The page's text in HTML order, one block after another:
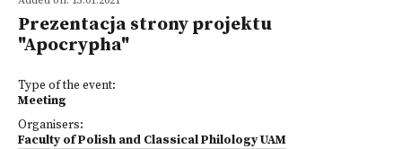
Prezentacja strony projektu
"Apocrypha"
Type of the event:
Meeting
Organisers:
Faculty of Polish and Classical Philology UAM